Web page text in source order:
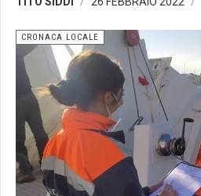
CRONACA LOCALE